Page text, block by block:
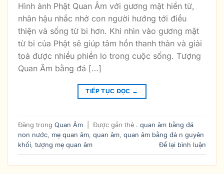
Hình ảnh Phật Quan Âm với gương mặt hiền từ,
nhân hậu nhắc nhở con người hướng tới điều
thiện và sống từ bi hơn. Khi nhìn vào gương mặt
từ bi của Phật sẽ giúp tâm hồn thanh thản và giải
toả được nhiều phiền lo trong cuộc sống. Tượng
Quan Âm bằng đá […]
TIẾP TỤC ĐỌC →
Đăng trong Quan Âm Được gắn thẻ . quan âm bằng đá
non nước, mẹ quan âm, quan âm, quan âm bằng đá n guyên
khối, tượng mẹ quan âm Để lại bình luận